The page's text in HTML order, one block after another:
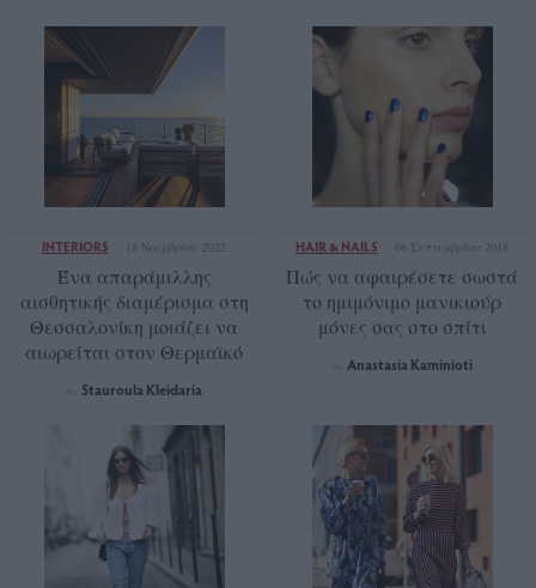
INTERIORS 18 Νοεμβρίου 2022
Ένα απαράμιλλης
αισθητικής διαμέρισμα στη
Θεσσαλονίκη μοιάζει να
αιωρείται στον Θερμαϊκό
Stauroula Kleidaria
HAIR & NAILS 06 Σεπτεμβρίου 2018
Πώς να αφαιρέσετε σωστά
το ημιμόνιμο μανικιούρ
μόνες σας στο σπίτι
Anastasia Kaminioti